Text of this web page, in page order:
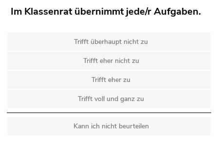
Im Klassenrat übernimmt jede/r Aufgaben.
Trifft überhaupt nicht zu
Trifft eher nicht zu
Trifft eher zu
Trifft voll und ganz zu
Kann ich nicht beurteilen